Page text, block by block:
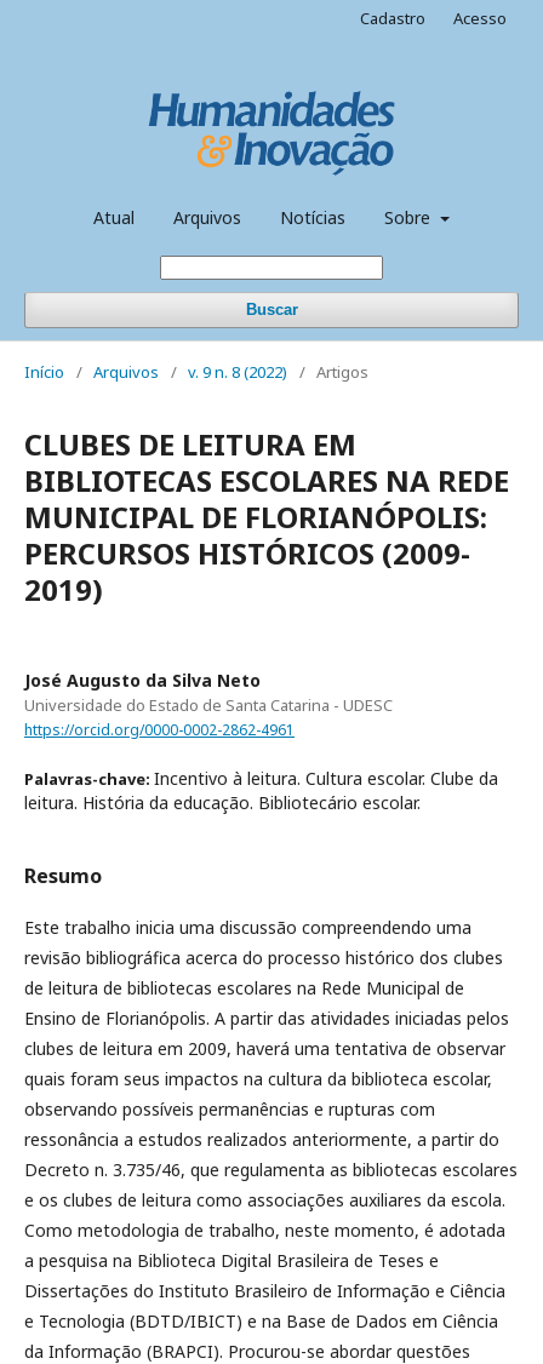
Atual Arquivos Notícias Sobre
Buscar
Cadastro Acesso
Início / Arquivos / v. 9 n. 8 (2022) / Artigos
CLUBES DE LEITURA EM
BIBLIOTECAS ESCOLARES NA REDE
MUNICIPAL DE FLORIANÓPOLIS:
PERCURSOS HISTÓRICOS (2009-
2019)
José Augusto da Silva Neto
Universidade do Estado de Santa Catarina - UDESC
https://orcid.org/0000-0002-2862-4961
Palavras-chave: Incentivo à leitura. Cultura escolar. Clube da
leitura. História da educação. Bibliotecário escolar.
Resumo
Este trabalho inicia uma discussão compreendendo uma
revisão bibliográfica acerca do processo histórico dos clubes
de leitura de bibliotecas escolares na Rede Municipal de
Ensino de Florianópolis. A partir das atividades iniciadas pelos
clubes de leitura em 2009, haverá uma tentativa de observar
quais foram seus impactos na cultura da biblioteca escolar,
observando possíveis permanências e rupturas com
ressonância a estudos realizados anteriormente, a partir do
Decreto n. 3.735/46, que regulamenta as bibliotecas escolares
e os clubes de leitura como associações auxiliares da escola.
Como metodologia de trabalho, neste momento, é adotada
a pesquisa na Biblioteca Digital Brasileira de Teses e
Dissertações do Instituto Brasileiro de Informação e Ciência
e Tecnologia (BDTD/IBICT) e na Base de Dados em Ciência
da Informação (BRAPCI). Procurou-se abordar questões